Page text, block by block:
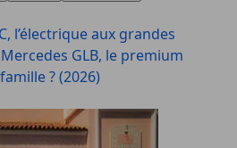
l’électrique aux grandes
Mercedes GLB, le premium
? (2026)